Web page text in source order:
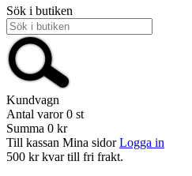
Sök i butiken
Kundvagn
Antal varor 0 st
Summa 0 kr
Till kassan Mina sidor Logga in
500 kr kvar till fri frakt.